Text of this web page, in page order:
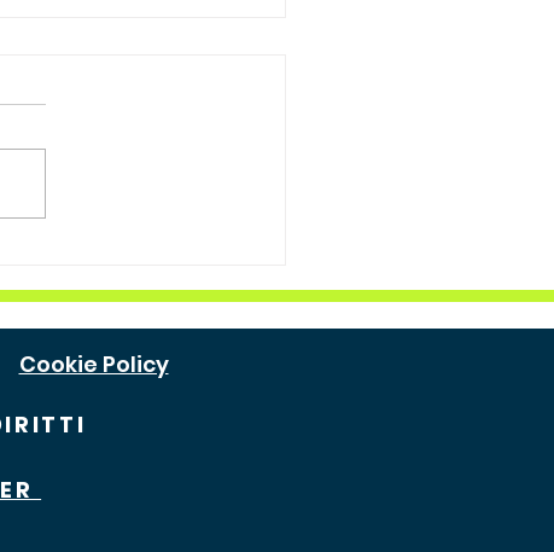
𝗰𝗮𝗺𝗽𝗶 𝗶𝗻
𝗱𝗶 𝗪𝗶𝗺𝗯𝗹𝗲𝗱𝗼𝗻!
Cookie Policy